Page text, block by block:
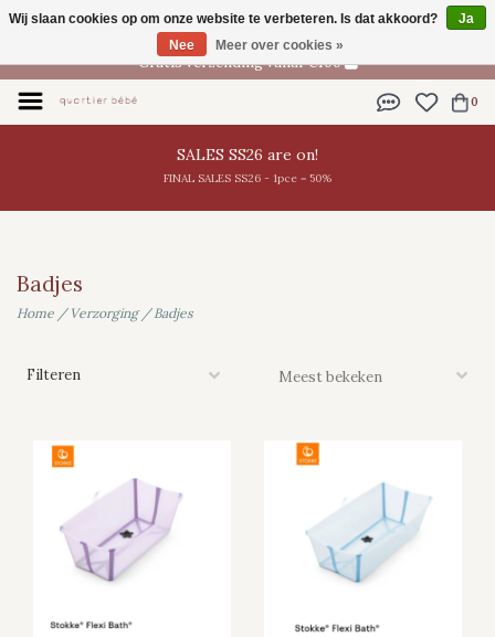
NL
Gratis verzending vanaf €100
0
SALES SS26 are on!
FINAL SALES SS26 - 1pce = 50%
Badjes
Home / Verzorging/Badjes
Filteren
Wij slaan cookies op om onze website te verbeteren. Is dat akkoord?
Ja
Nee
Meer over cookies »